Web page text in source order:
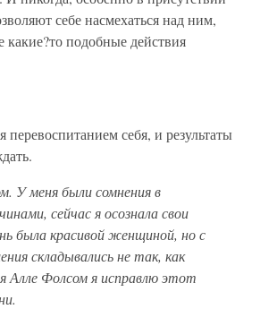
себе насмехаться над ним,
какие?то подобные действия
перевоспитанием себя, и результаты
У меня были сомнения в
сейчас я осознала свои
была красивой женщиной, но с
складывались не так, как
Алле Фолсом я исправлю этот